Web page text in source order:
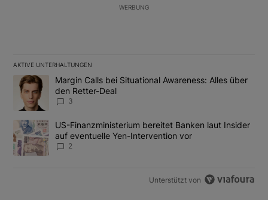
WERBUNG
AKTIVE UNTERHALTUNGEN
Das Folgende ist eine Liste der am meisten kommentierten
Ein Trendartikel mit dem Titel "Margin Calls bei Situational
Margin Calls bei Situational Awareness: Alles über
den Retter-Deal
3
Ein Trendartikel mit dem Titel "US-Finanzministerium bereitet
US-Finanzministerium bereitet Banken laut Insider
auf eventuelle Yen-Intervention vor
2
Unterstützt von